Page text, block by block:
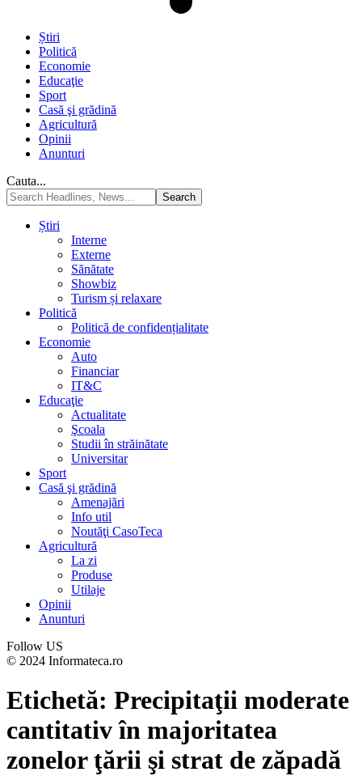
Știri
Politică
Economie
Educaţie
Sport
Casă şi grădină
Agricultură
Opinii
Anunturi
Cauta...
Știri
Interne
Externe
Sănătate
Showbiz
Turism și relaxare
Politică
Politică de confidențialitate
Economie
Auto
Financiar
IT&C
Educaţie
Actualitate
Şcoala
Studii în străinătate
Universitar
Sport
Casă şi grădină
Amenajări
Info util
Noutăţi CasoTeca
Agricultură
La zi
Produse
Utilaje
Opinii
Anunturi
Follow US
© 2024 Informateca.ro
Etichetă: Precipitaţii moderate
cantitativ în majoritatea
zonelor ţării şi strat de zăpadă